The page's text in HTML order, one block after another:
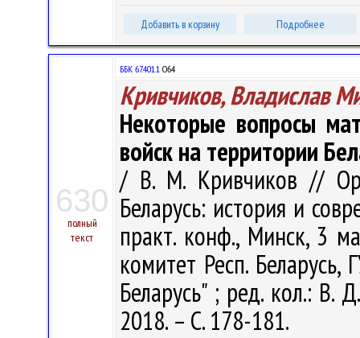
Добавить в корзину Подробнее
630
полный
текст
ББК 67.401.1 О64
Кривчиков, Владислав
Некоторые вопросы
войск на территории
/ В. М. Кривчиков //
Беларусь: история и
практ. конф., Минск, 3
комитет Респ. Беларусь,
Беларусь" ; ред. кол.:
2018. – С. 178-181.